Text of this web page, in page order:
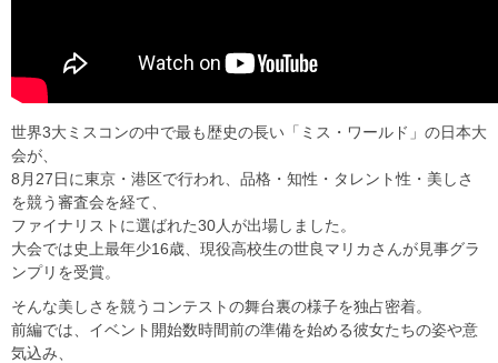
世界3大ミスコンの中で最も歴史の長い「ミス・ワールド」の日本大
会が、
8月27日に東京・港区で行われ、品格・知性・タレント性・美しさ
を競う審査会を経て、
ファイナリストに選ばれた30人が出場しました。
大会では史上最年少16歳、現役高校生の世良マリカさんが見事グラ
ンプリを受賞。
そんな美しさを競うコンテストの舞台裏の様子を独占密着。
前編では、イベント開始数時間前の準備を始める彼女たちの姿や意
気込み、